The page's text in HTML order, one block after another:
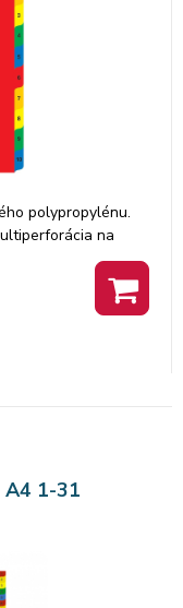
polypropylénu.
na
zakladači.
Označenie
A4 1-31